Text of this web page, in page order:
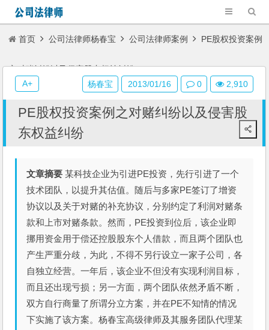
首页 公司法律师杨春宝 公司法律师案例 PE股权投资案例
之对赌纠纷以及侵害股东权益纠纷
PE股权投资案例之对赌纠纷以及侵害股
东权益纠纷
文章摘要 某科技企业为引进PE投资，先行引进了一个
技术团队，以提升其估值。随后与多家PE签订了增资
协议以及关于对赌的补充协议，分别约定了利润对赌条
款和上市对赌条款。然而，PE投资到位后，该企业即
挪用资金用于偿还控股股东个人借款，而且两个团队也
产生严重分歧，为此，不得不另行设立一家子公司，各
自独立经营。一年后，该企业不但没有实现利润目标，
而且还出现亏损；另一方面，两个团队依然矛盾不断，
双方自行商量了所谓分立方案，并在PE不知情的情况
下实施了该方案。杨春宝高级律师及其服务团队代理某
杨春宝 2013/01/16 0 2,910
A+